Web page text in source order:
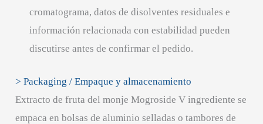
cromatograma, datos de disolventes residuales e
información relacionada con estabilidad pueden
discutirse antes de confirmar el pedido.
> Packaging / Empaque y almacenamiento
Extracto de fruta del monje Mogroside V ingrediente se
empaca en bolsas de aluminio selladas o tambores de